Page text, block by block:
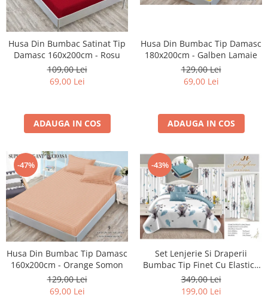
Husa Din Bumbac Satinat Tip
Damasc 160x200cm - Rosu
109,00 Lei
69,00 Lei
ADAUGA IN COS
Husa Din Bumbac Tip Damasc
180x200cm - Galben Lamaie
129,00 Lei
69,00 Lei
ADAUGA IN COS
-47%
Husa Din Bumbac Tip Damasc
160x200cm - Orange Somon
129,00 Lei
69,00 Lei
-43%
Set Lenjerie Si Draperii
Bumbac Tip Finet Cu Elastic -
Pene Si Pasarele
349,00 Lei
199,00 Lei